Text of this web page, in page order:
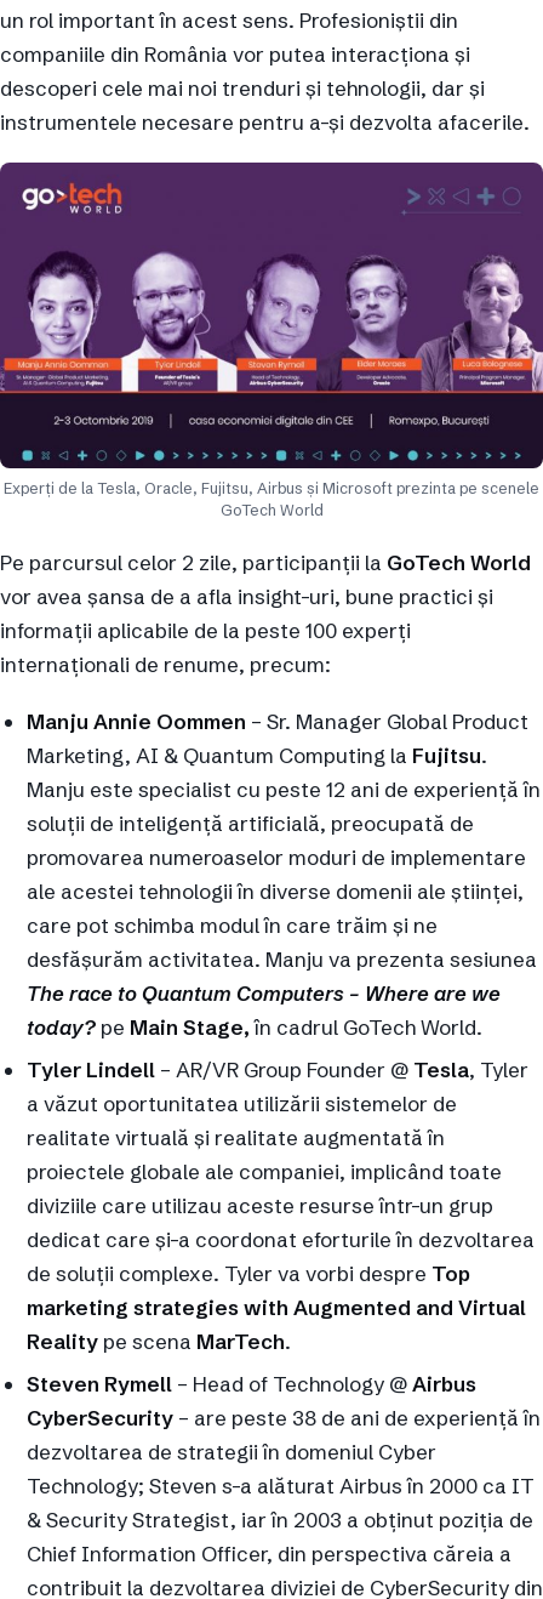
un rol important în acest sens. Profesioniștii din
companiile din România vor putea interacționa și
descoperi cele mai noi trenduri și tehnologii, dar și
instrumentele necesare pentru a-și dezvolta afacerile.
Experți de la Tesla, Oracle, Fujitsu, Airbus și Microsoft prezinta pe scenele
GoTech World
Pe parcursul celor 2 zile, participanții la GoTech World
vor avea șansa de a afla insight-uri, bune practici și
informații aplicabile de la peste 100 experți
internaționali de renume, precum:
Manju Annie Oommen – Sr. Manager Global Product
Marketing, AI & Quantum Computing la Fujitsu.
Manju este specialist cu peste 12 ani de experiență în
soluții de inteligență artificială, preocupată de
promovarea numeroaselor moduri de implementare
ale acestei tehnologii în diverse domenii ale științei,
care pot schimba modul în care trăim și ne
desfășurăm activitatea. Manju va prezenta sesiunea
The race to Quantum Computers – Where are we
today? pe Main Stage,în cadrul GoTech World.
Tyler Lindell – AR/VR Group Founder @ Tesla, Tyler
a văzut oportunitatea utilizării sistemelor de
realitate virtuală și realitate augmentată în
proiectele globale ale companiei, implicând toate
diviziile care utilizau aceste resurse într-un grup
dedicat care și-a coordonat eforturile în dezvoltarea
de soluții complexe. Tyler va vorbi despre Top
marketing strategies with Augmented and Virtual
Reality pe scena MarTech.
Steven Rymell – Head of Technology @Airbus
CyberSecurity – are peste 38 de ani de experiență în
dezvoltarea de strategii în domeniul Cyber
Technology; Steven s-a alăturat Airbus în 2000 ca IT
& Security Strategist, iar în 2003 a obținut poziția de
Chief Information Officer, din perspectiva căreia a
contribuit la dezvoltarea diviziei de CyberSecurity din